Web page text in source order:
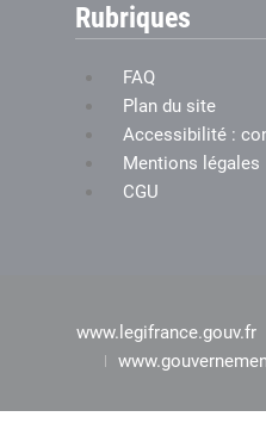
Rubriques
FAQ
Plan du site
Accessibilité :
Mentions légales
CGU
www.legifrance.gouv.fr